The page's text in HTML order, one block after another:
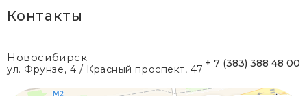
Контакты
Новосибирск
ул. Фрунзе, 4 / Красный проспект, 47 + 7 (383) 388 48 00